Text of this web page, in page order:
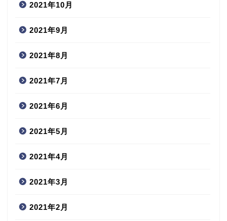
2021年10月
2021年9月
2021年8月
2021年7月
2021年6月
2021年5月
2021年4月
2021年3月
2021年2月